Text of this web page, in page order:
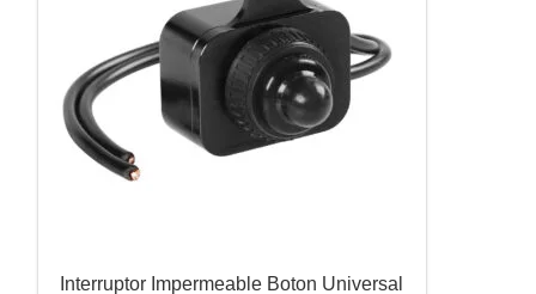
Interruptor Impermeable Boton Universal